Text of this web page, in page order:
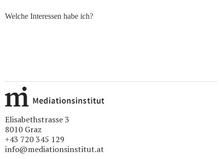
Welche Interessen habe ich?
Elisabethstrasse 3
8010 Graz
+43 720 345 129
info@mediationsinstitut.at